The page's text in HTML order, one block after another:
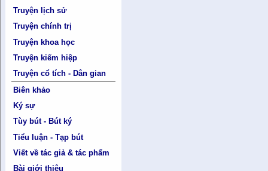
Truyện lịch sử
Truyện chính trị
Truyện khoa học
Truyện kiếm hiệp
Truyện cổ tích - Dân gian
Biên khảo
Ký sự
Tùy bút - Bút ký
Tiểu luận - Tạp bút
Viết về tác giả & tác phẩm
Bài giới thiệu